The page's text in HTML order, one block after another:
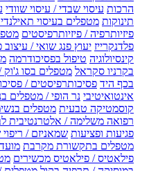
הרכות עיסוי שבדי / עיסוי שוודי
תינוקות מטפלים בעיסוי
פיזיותרפיה / פיזיותרפיסטים
פלדנקרייז יעוץ פנג שואי / עיצוב
קינסיולוגיה טיפול בפסיכודרמה
בקרניו סקראל מטפלים בסו ג'וק
בכף היד פסיכותרפיסטים /
אינטואיטיבי נר הופי / מטפלים
קוסמטיקה טבעית מטפלים
רפואה משלימה / אלטרנטיבית
פגיעות ופציעות שמאניזם /
מטפלים בתקשורת מקרבת
פילאטיס / פילאטיס מכשירים